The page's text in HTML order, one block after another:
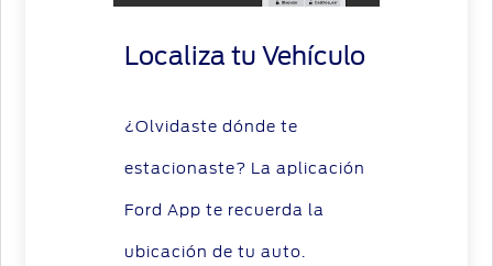
Localiza tu Vehículo
¿Olvidaste dónde te
estacionaste? La aplicación
Ford App te recuerda la
ubicación de tu auto.